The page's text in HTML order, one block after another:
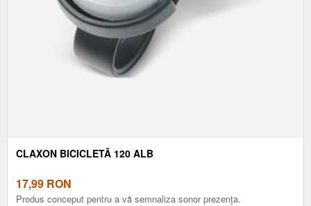
CLAXON BICICLETĂ 120 ALB
17,99 RON
Produs conceput pentru a vă semnaliza sonor prezența.